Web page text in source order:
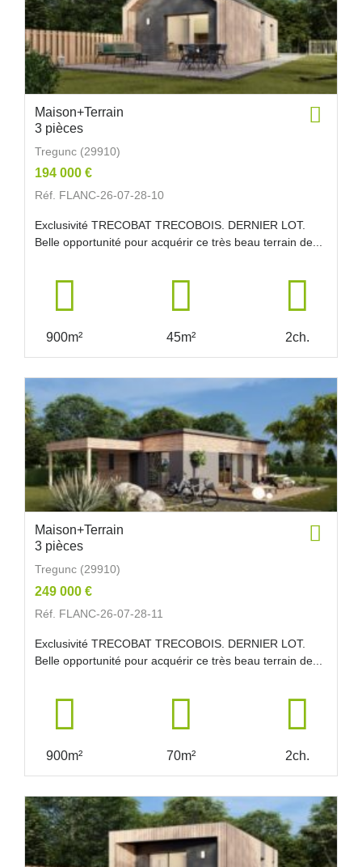
Maison+Terrain
3 pièces
Tregunc (29910)
194 000 €
Réf. FLANC-26-07-28-10
Exclusivité TRECOBAT TRECOBOIS. DERNIER LOT.
Belle opportunité pour acquérir ce très beau terrain de...
900m² 45m² 2ch.
Maison+Terrain
3 pièces
Tregunc (29910)
249 000 €
Réf. FLANC-26-07-28-11
Exclusivité TRECOBAT TRECOBOIS. DERNIER LOT.
Belle opportunité pour acquérir ce très beau terrain de...
900m² 70m² 2ch.